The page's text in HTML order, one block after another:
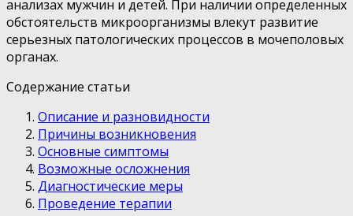
анализах мужчин и детей. При наличии определенных
обстоятельств микроорганизмы влекут развитие
серьезных патологических процессов в мочеполовых
органах.
Содержание статьи
Описание и разновидности
Причины возникновения
Основные симптомы
Возможные осложнения
Диагностические меры
Проведение терапии